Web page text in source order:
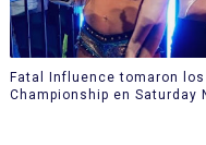
Fatal Influence tomaron los
Championship en Saturday